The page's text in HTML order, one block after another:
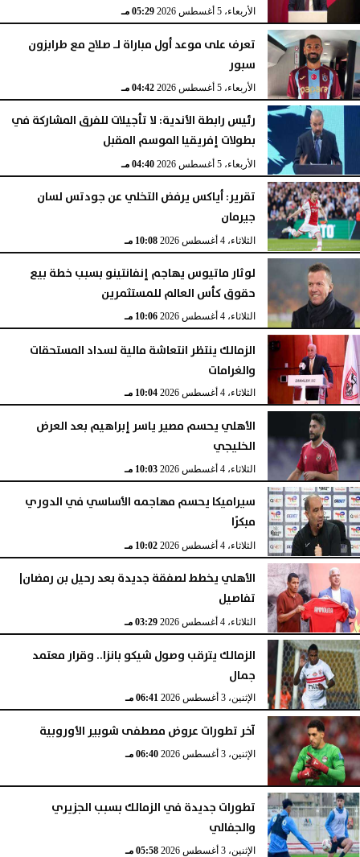
الأربعاء، 5 أغسطس 2026 05:29 مـ
تعرف على موعد أول مباراة لـ صلاح مع طرابزون
سبور
الأربعاء، 5 أغسطس 2026 04:42 مـ
رئيس رابطة الأندية: لا تأجيلات للفرق المشاركة في
بطولات إفريقيا الموسم المقبل
الأربعاء، 5 أغسطس 2026 04:40 مـ
تقرير: أياكس يرفض التخلي عن جودتس لسان
جيرمان
الثلاثاء، 4 أغسطس 2026 10:08 مـ
لوثار ماتيوس يهاجم إنفانتينو بسبب خطة بيع
حقوق كأس العالم للمستثمرين
الثلاثاء، 4 أغسطس 2026 10:06 مـ
الزمالك ينتظر انتعاشة مالية لسداد المستحقات
والغرامات
الثلاثاء، 4 أغسطس 2026 10:04 مـ
الأهلي يحسم مصير ياسر إبراهيم بعد العرض
الخليجي
الثلاثاء، 4 أغسطس 2026 10:03 مـ
سيراميكا يحسم مهاجمه الأساسي في الدوري
مبكرًا
الثلاثاء، 4 أغسطس 2026 10:02 مـ
الأهلي يخطط لصفقة جديدة بعد رحيل بن رمضان|
تفاصيل
الثلاثاء، 4 أغسطس 2026 03:29 مـ
الزمالك يترقب وصول شيكو بانزا.. وقرار معتمد
جمال
الإثنين، 3 أغسطس 2026 06:41 مـ
آخر تطورات عروض مصطفى شوبير الأوروبية
الإثنين، 3 أغسطس 2026 06:40 مـ
تطورات جديدة في الزمالك بسبب الجزيري
والجفالي
الإثنين، 3 أغسطس 2026 05:58 مـ